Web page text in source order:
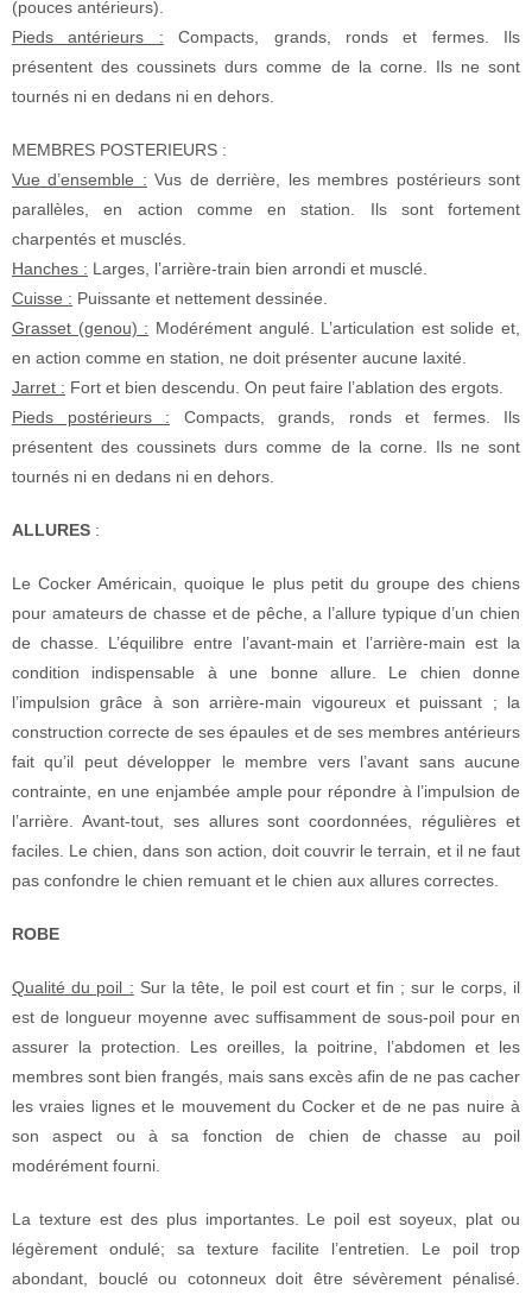
(pouces antérieurs).
Pieds antérieurs : Compacts, grands, ronds et fermes. Ils
présentent des coussinets durs comme de la corne. Ils ne sont
tournés ni en dedans ni en dehors.
MEMBRES POSTERIEURS :
Vue d’ensemble : Vus de derrière, les membres postérieurs sont
parallèles, en action comme en station. Ils sont fortement
charpentés et musclés.
Hanches : Larges, l’arrière-train bien arrondi et musclé.
Cuisse : Puissante et nettement dessinée.
Grasset (genou) : Modérément angulé. L’articulation est solide et,
en action comme en station, ne doit présenter aucune laxité.
Jarret : Fort et bien descendu. On peut faire l’ablation des ergots.
Pieds postérieurs : Compacts, grands, ronds et fermes. Ils
présentent des coussinets durs comme de la corne. Ils ne sont
tournés ni en dedans ni en dehors.
ALLURES :
Le Cocker Américain, quoique le plus petit du groupe des chiens
pour amateurs de chasse et de pêche, a l’allure typique d’un chien
de chasse. L’équilibre entre l’avant-main et l’arrière-main est la
condition indispensable à une bonne allure. Le chien donne
l’impulsion grâce à son arrière-main vigoureux et puissant ; la
construction correcte de ses épaules et de ses membres antérieurs
fait qu’il peut développer le membre vers l’avant sans aucune
contrainte, en une enjambée ample pour répondre à l’impulsion de
l’arrière. Avant-tout, ses allures sont coordonnées, régulières et
faciles. Le chien, dans son action, doit couvrir le terrain, et il ne faut
pas confondre le chien remuant et le chien aux allures correctes.
ROBE
Qualité du poil : Sur la tête, le poil est court et fin ; sur le corps, il
est de longueur moyenne avec suffisamment de sous-poil pour en
assurer la protection. Les oreilles, la poitrine, l’abdomen et les
membres sont bien frangés, mais sans excès afin de ne pas cacher
les vraies lignes et le mouvement du Cocker et de ne pas nuire à
son aspect ou à sa fonction de chien de chasse au poil
modérément fourni.
La texture est des plus importantes. Le poil est soyeux, plat ou
légèrement ondulé; sa texture facilite l’entretien. Le poil trop
abondant, bouclé ou cotonneux doit être sévèrement pénalisé.